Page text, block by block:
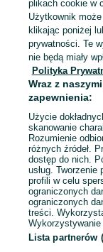
Mapa kategorii
Mapa miejscowości
Mapa ministron
Popularne
plikach cookie w
Użytkownik
klikając poniżej
prywatności. Te
nie będą miały
Polityka
Wraz z
zapewnienia:
Użycie
skanowanie
Rozumienie
różnych źródeł.
dostęp do nich.
usług.
profili w celu
ograniczonych
ograniczonych
treści.
Lista partnerów